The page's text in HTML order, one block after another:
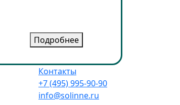
Подробнее
Контакты
+7 (495) 995-90-90
info@solinne.ru